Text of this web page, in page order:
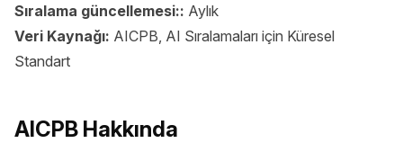
Sıralama güncellemesi:: Aylık
Veri Kaynağı: AICPB, AI Sıralamaları için Küresel
Standart
AICPB Hakkında